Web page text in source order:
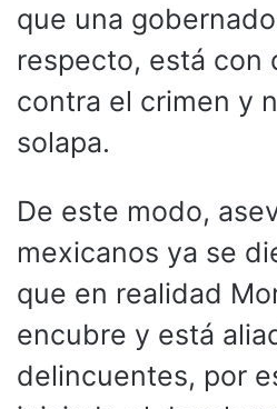
que una
respecto, está con
contra el crimen y
solapa.
De este modo,
mexicanos ya se
que en realidad
encubre y está
delincuentes, por